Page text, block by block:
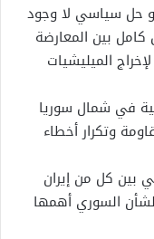
حل سياسي لا وجود
بين المعارضة
الميليشيات
في شمال سوريا
وتكرار أخطاء
بين كل من إيران
السوري أهمها